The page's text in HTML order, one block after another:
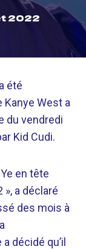
2022
été
West a
du vendredi
Kid Cudi.
en tête
», a déclaré
des mois à
décidé qu’il